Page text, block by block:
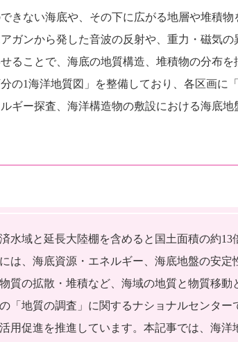
きない海底や、その下に広がる地層や堆積
ガンから発した音波の反射や、重力・磁気
ることで、海底の地質構造、堆積物の分布
の1海洋地質図」を整備しており、各区画に
ギー探査、海洋構造物の敷設における海底
水域と延長大陸棚を含めると国土面積の約
は、海底資源・エネルギー、海底地盤の安
質の拡散・堆積など、海域の地質と物質移
「地質の調査」に関するナショナルセンタ
用促進を推進しています。本記事では、海